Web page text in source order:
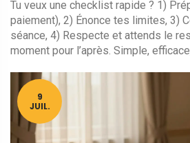
Tu veux une checklist rapide ? 1)
paiement), 2) Énonce tes limites, 3)
séance, 4) Respecte et attends le
moment pour l’après. Simple,
9
JUIL.